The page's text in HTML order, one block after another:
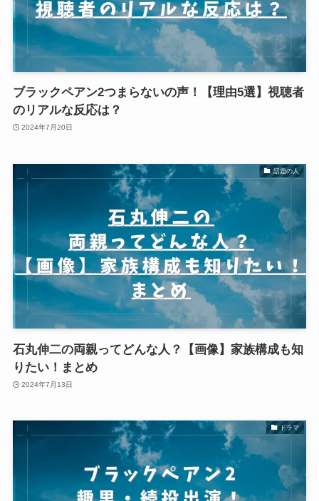
ブラックペアン2つまらないの声！【理由5選】視聴者
のリアルな反応は？
2024年7月20日
話題の人
石丸伸二の両親ってどんな人？【画像】家族構成も知
りたい！まとめ
2024年7月13日
ドラマ